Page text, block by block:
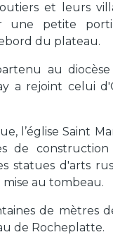
et leurs
une petite
du plateau.
au
a rejoint celui
l’église Saint
de construction
statues d'arts
au tombeau.
de mètres
de Rocheplatte.